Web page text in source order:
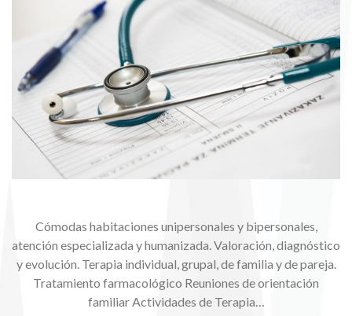
Cómodas habitaciones unipersonales y bipersonales,
atención especializada y humanizada. Valoración, diagnóstico
y evolución. Terapia individual, grupal, de familia y de pareja.
Tratamiento farmacológico Reuniones de orientación
familiar Actividades de Terapia…